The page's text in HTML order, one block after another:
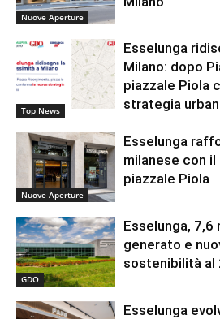
Nuove Aperture
Top News
Esselunga
Milano: dopo
piazzale Piola
strategia
Nuove Aperture
Esselunga
milanese con
piazzale Piola
GDO
Esselunga, 7,6
generato e
sostenibilità al
Esselunga